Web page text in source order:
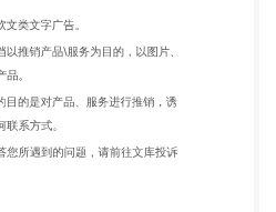
您所遇到的问题，请前往文
低质视频 低质视频：出现
空白等错误现象， 影响正常
1.视频分辨率低，过于模
长过短（少于 30 秒）。 3.
同步。 （若以上内容仍无法